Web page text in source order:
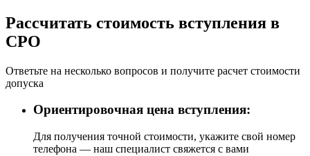
Рассчитать стоимость вступления в
СРО
Ответьте на несколько вопросов и получите расчет стоимости
допуска
Ориентировочная цена вступления:
Для получения точной стоимости, укажите свой номер
телефона — наш специалист свяжется с вами